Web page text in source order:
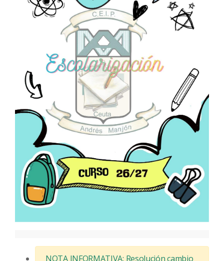
NOTA INFORMATIVA: Resolución cambio